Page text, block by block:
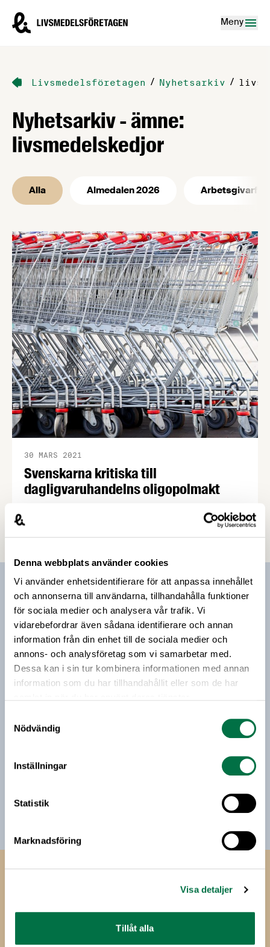
Denna webbplats använder cookies
Vi använder enhetsidentifierare för att anpassa innehållet
och annonserna till användarna, tillhandahålla funktioner
för sociala medier och analysera vår trafik. Vi
vidarebefordrar även sådana identifierare och annan
information från din enhet till de sociala medier och
annons- och analysföretag som vi samarbetar med.
Dessa kan i sin tur kombinera informationen med annan
information som du har tillhandahållit eller som de har
Nödvändig
Inställningar
Statistik
Marknadsföring
Visa detaljer
Tillåt alla
Livsmedelsföretagen – till startsidan
Meny
Livsmedelsföretagen / Nyhetsarkiv /
Nyhetsarkiv - ämne:
livsmedelskedjor
Alla Almedalen 2026
Svenskarna kritiska till
dagligvaruhandelns oligopolmakt
30 MARS 2021
livsmedelskedjornas maktposition gör att de kan
utnyttja sina leverantörer. Lika många anser att
aktörer att ta sig in på marknaden och minskar
den fria konkurrensen.
Prenumerera på vårt nyhetsbrev
Vårt nyhetsbrev kommer ut 3-4 gånger i månaden och
riktar sig till alla med ett intresse för
livsmedelsföretagande och den svenska
livsmedelsbranschen. När du anmäler dig till vårt
nyhetsbrev godkänner du Livsmedelsföretagens
hantering av personuppgifter.
E-post:
Jag vill få relevant information från Livsmedelsföretagen
till min inkorg. Livsmedelsföretagen ska inte dela eller
avsluta prenumerationen.
Box 5501